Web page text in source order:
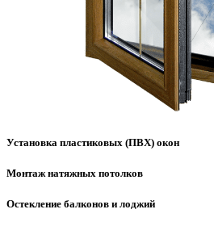
Установка пластиковых (ПВХ) окон
Монтаж натяжных потолков
Остекление балконов и лоджий